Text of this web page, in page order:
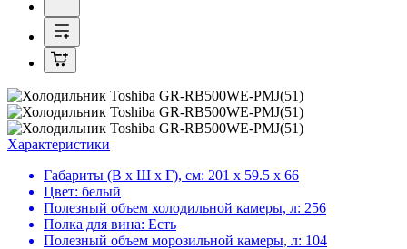
Характеристики
Габариты (В х Ш х Г), см: 201 х 59.5 х 66
Цвет: белый
Полезный объем холодильной камеры, л: 256
Полка для вина: Есть
Полезный объем морозильной камеры, л: 104